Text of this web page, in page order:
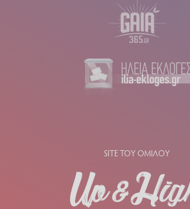
SITE ΤΟΥ ΟΜΙΛΟΥ